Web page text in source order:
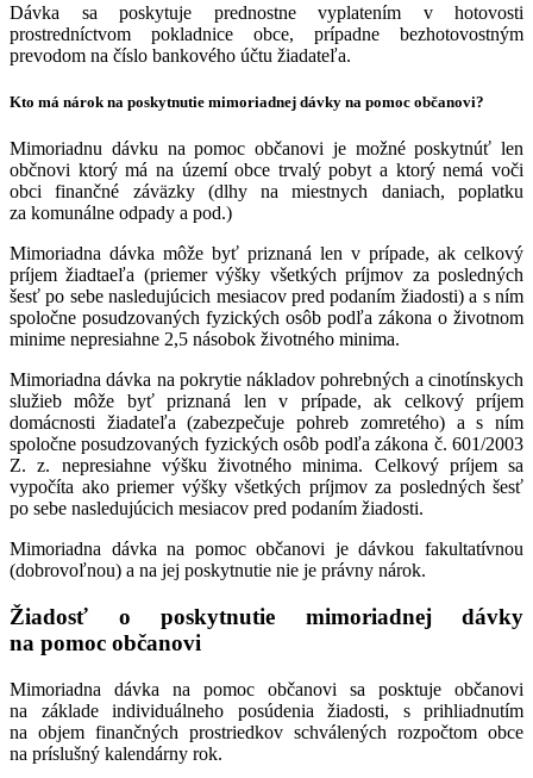
Dávka sa poskytuje prednostne vyplatením v hotovosti
prostredníctvom pokladnice obce, prípadne bezhotovostným
prevodom na číslo bankového účtu žiadateľa.
Kto má nárok na poskytnutie mimoriadnej dávky na pomoc občanovi?
Mimoriadnu dávku na pomoc občanovi je možné poskytnúť len
občnovi ktorý má na území obce trvalý pobyt a ktorý nemá voči
obci finančné záväzky (dlhy na miestnych daniach, poplatku
za komunálne odpady a pod.)
Mimoriadna dávka môže byť priznaná len v prípade, ak celkový
príjem žiadtaeľa (priemer výšky všetkých príjmov za posledných
šesť po sebe nasledujúcich mesiacov pred podaním žiadosti) a s ním
spoločne posudzovaných fyzických osôb podľa zákona o životnom
minime nepresiahne 2,5 násobok životného minima.
Mimoriadna dávka na pokrytie nákladov pohrebných a cinotínskych
služieb môže byť priznaná len v prípade, ak celkový príjem
domácnosti žiadateľa (zabezpečuje pohreb zomretého) a s ním
spoločne posudzovaných fyzických osôb podľa zákona č. 601/2003
Z. z. nepresiahne výšku životného minima. Celkový príjem sa
vypočíta ako priemer výšky všetkých príjmov za posledných šesť
po sebe nasledujúcich mesiacov pred podaním žiadosti.
Mimoriadna dávka na pomoc občanovi je dávkou fakultatívnou
(dobrovoľnou) a na jej poskytnutie nie je právny nárok.
Žiadosť o poskytnutie mimoriadnej dávky
na pomoc občanovi
Mimoriadna dávka na pomoc občanovi sa posktuje občanovi
na základe individuálneho posúdenia žiadosti, s prihliadnutím
na objem finančných prostriedkov schválených rozpočtom obce
na príslušný kalendárny rok.